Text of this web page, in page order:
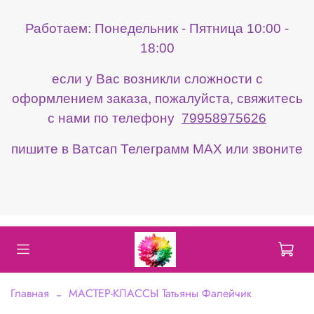
Работаем: Понедельник - Пятница 10:00 -
18:00
если у Вас возникли сложности с
оформлением заказа, пожалуйста, свяжитесь
с нами по телефону 79958975626
пишите в Ватсап Телеграмм МАХ или звоните
Главная МАСТЕР-КЛАССЫ Татьяны Фалейчик